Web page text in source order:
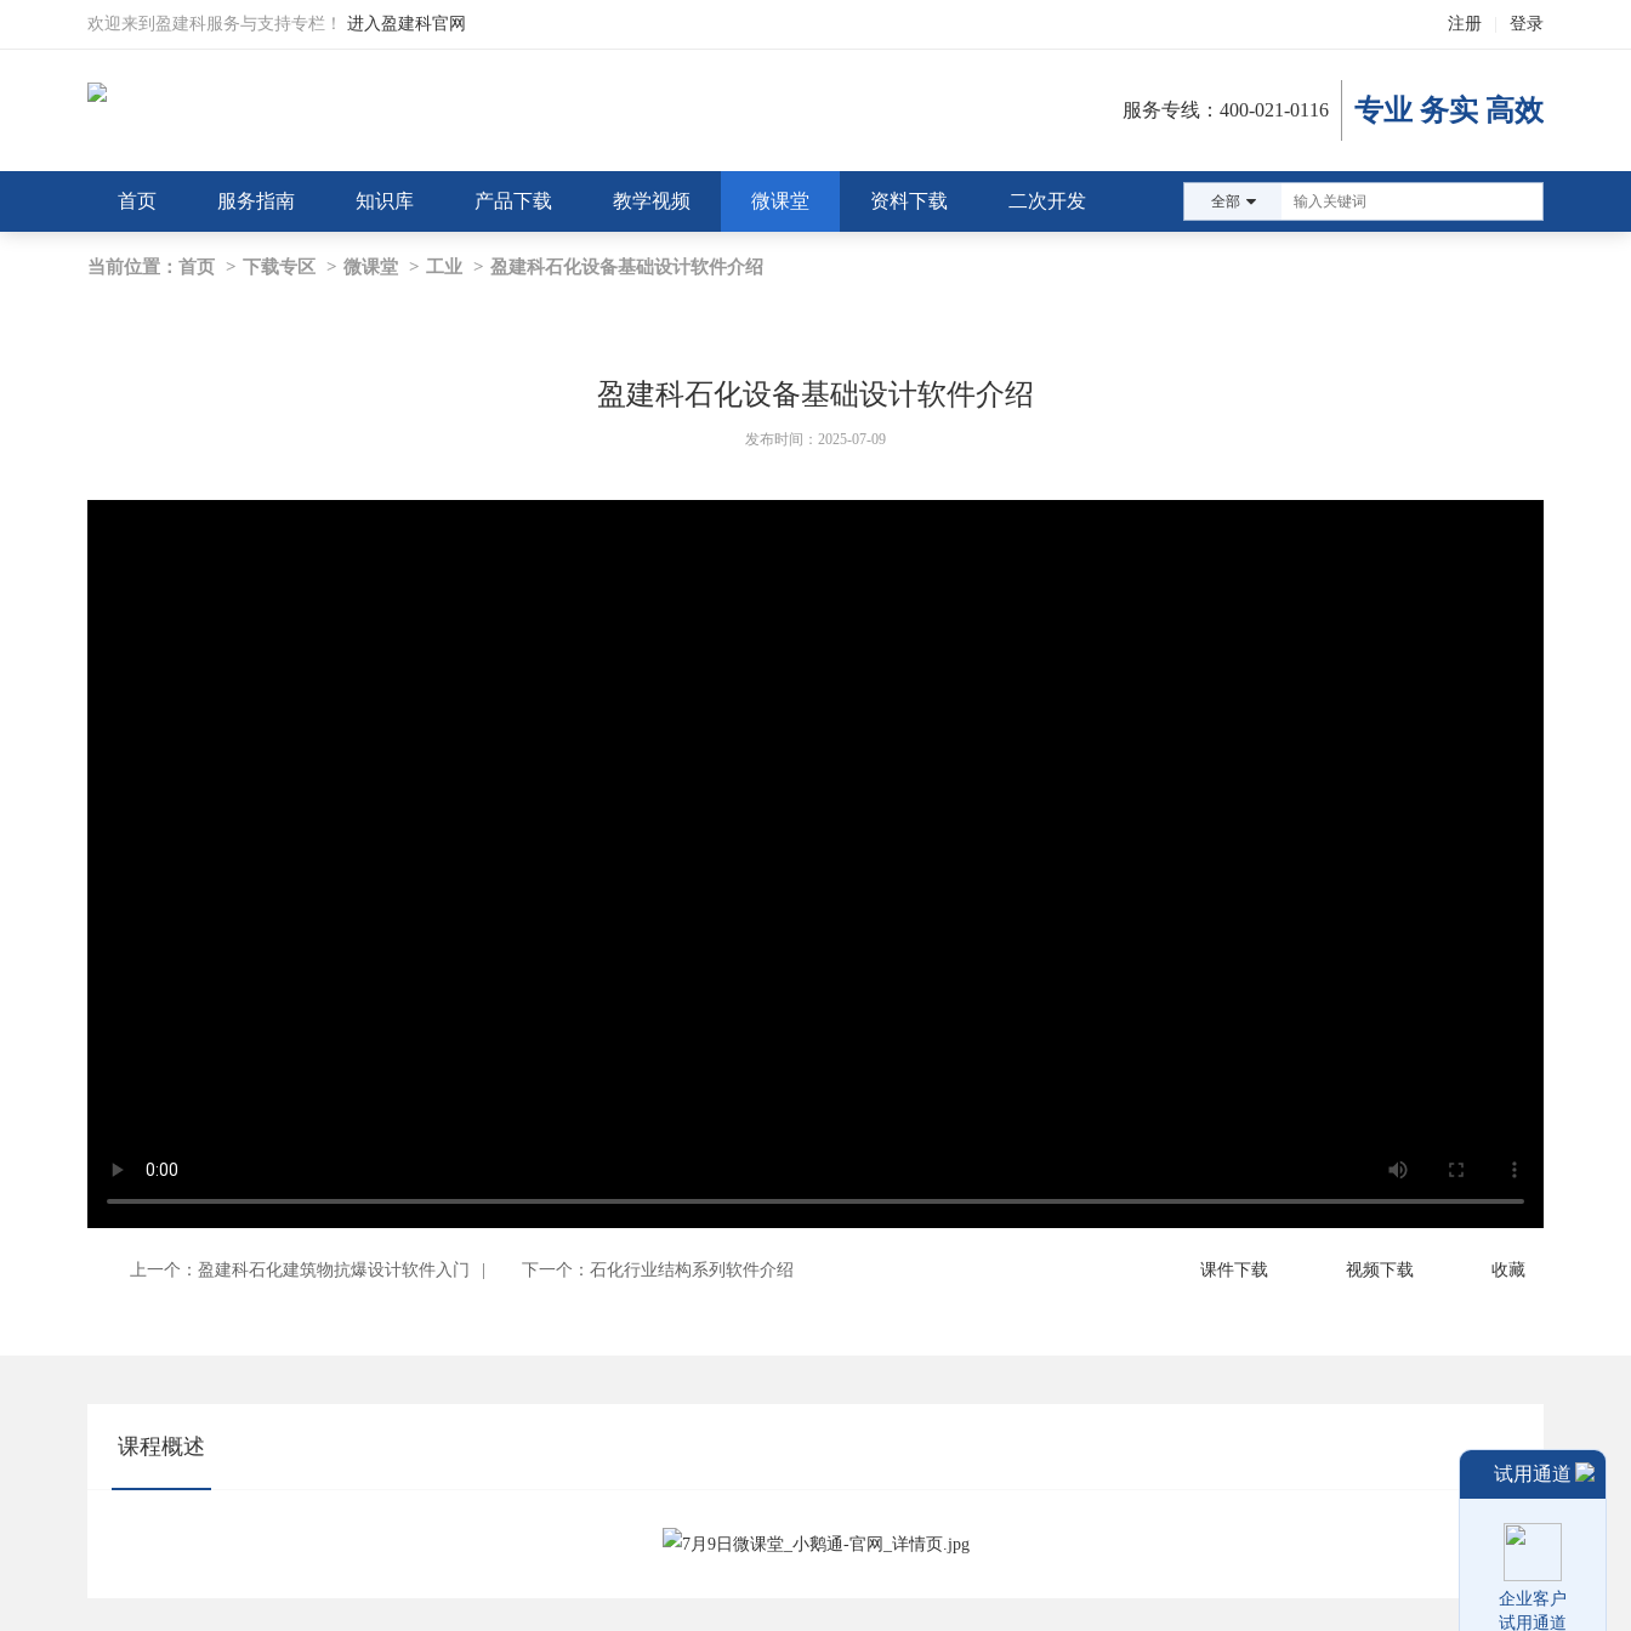
欢迎来到盈建科服务与支持专栏！ 进入盈建科官网 注册 登录
服务专线：400-021-0116 专业 务实 高效
首页 服务指南 知识库 产品下载 教学视频 微课堂 资料下载 二次开发 全部
当前位置： 首页 > 下载专区 > 微课堂 > 工业 > 盈建科石化设备基础设计软件介绍
盈建科石化设备基础设计软件介绍
发布时间：2025-07-09
上一个：盈建科石化建筑物抗爆设计软件入门 下一个：石化行业结构系列软件介绍 课件下载 视频下载 收藏
课程概述
试用通道
企业客户
试用通道